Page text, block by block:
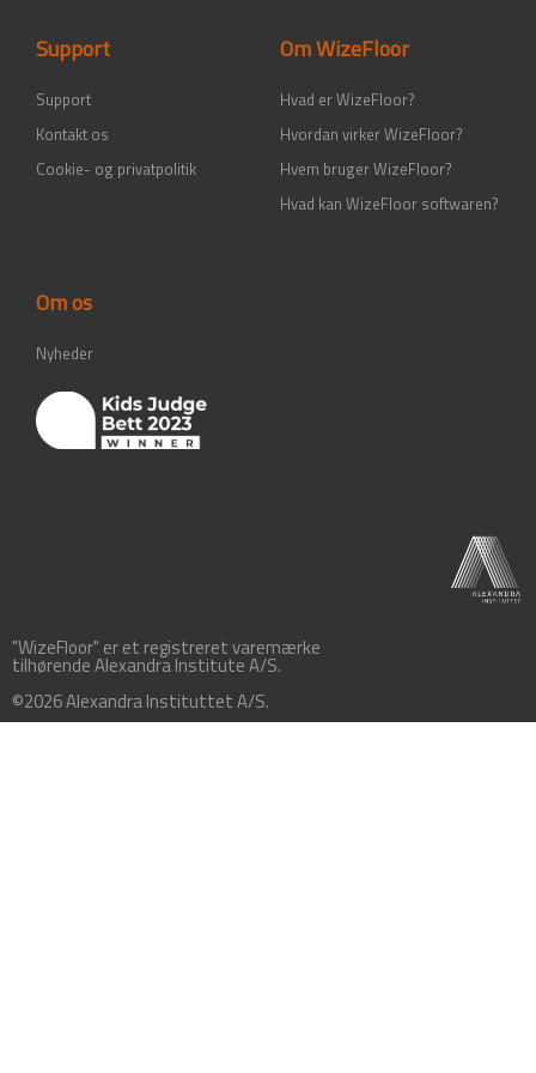
-
i
Support
Support
Kontakt os
Cookie- og privatpolitik
Om WizeFloor
Hvad er WizeFloor?
Hvordan virker WizeFloor?
Hvem bruger WizeFloor?
Hvad kan WizeFloor softwaren?
Om os
Nyheder
"WizeFloor" er et registreret varemærke
tilhørende Alexandra Institute A/S.
©2026 Alexandra Instituttet A/S.